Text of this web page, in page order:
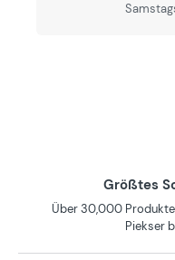
Größtes
Über 30,000
Piekser